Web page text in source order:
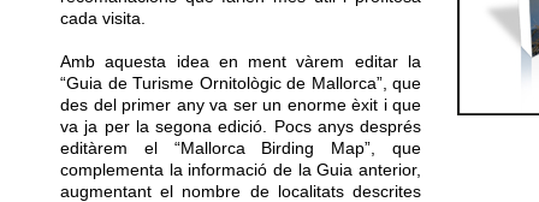
cada visita.
Amb aquesta idea en ment vàrem editar la
“Guia de Turisme Ornitològic de Mallorca”, que
des del primer any va ser un enorme èxit i que
va ja per la segona edició. Pocs anys després
editàrem el “Mallorca Birding Map”, que
complementa la informació de la Guia anterior,
augmentant el nombre de localitats descrites